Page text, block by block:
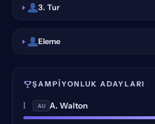
3. Tur
Eleme
ŞAMPIYONLUK ADAYLARI
1 AU A. Walton